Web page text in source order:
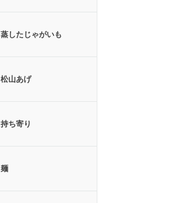
蒸したじゃがいも
松山あげ
持ち寄り
麺